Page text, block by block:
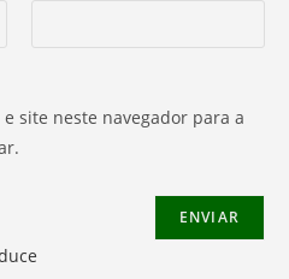
site neste navegador para a